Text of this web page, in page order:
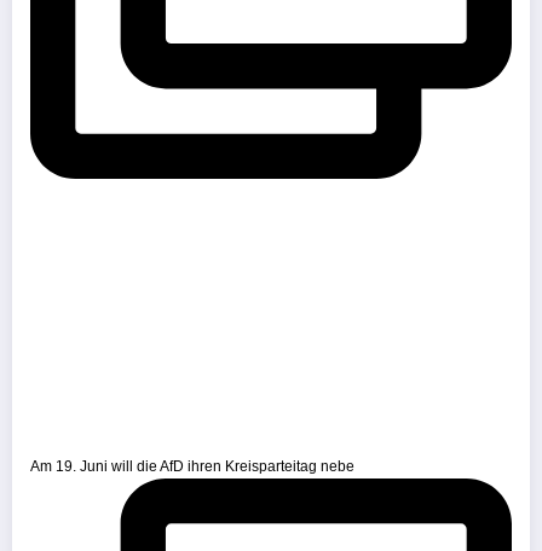
Am 19. Juni will die AfD ihren Kreisparteitag nebe